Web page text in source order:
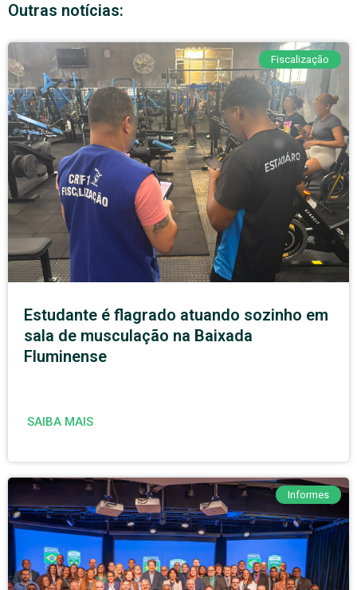
Outras notícias:
Fiscalização
Estudante é flagrado atuando sozinho em
sala de musculação na Baixada
Fluminense
SAIBA MAIS
Informes